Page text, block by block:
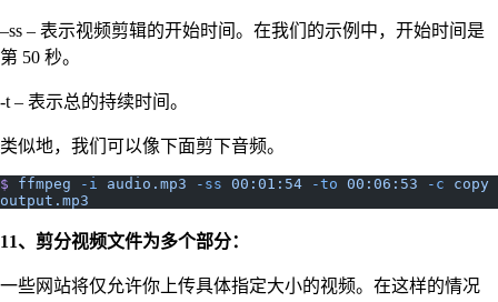
–ss – 表示视频剪辑的开始时间。在我们的示例中，开始时间是
第 50 秒。
-t – 表示总的持续时间。
类似地，我们可以像下面剪下音频。
$ ffmpeg -i audio.mp3 -ss 00:01:54 -to 00:06:53 -c copy
output.mp3
11、剪分视频文件为多个部分：
一些网站将仅允许你上传具体指定大小的视频。在这样的情况